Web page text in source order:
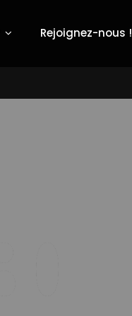
Rejoignez-nous !